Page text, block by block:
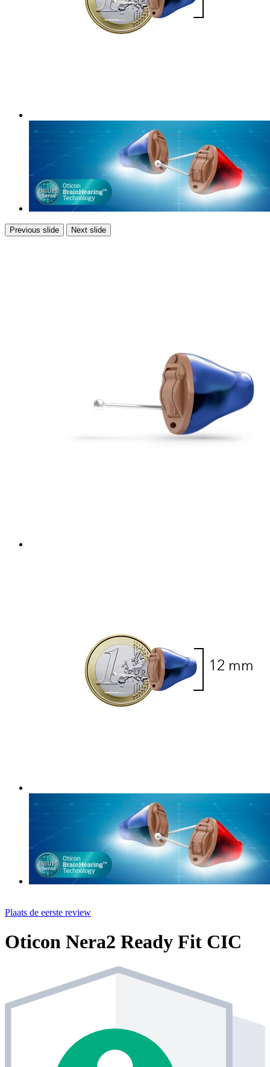
Previous slide Next slide
Plaats de eerste review
Oticon Nera2 Ready Fit CIC